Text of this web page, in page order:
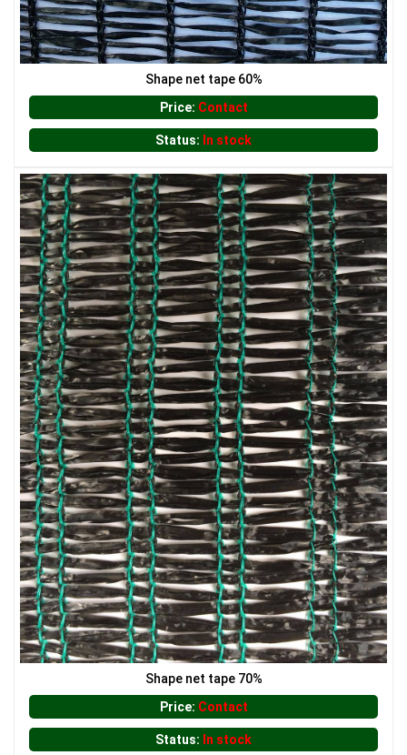
LƯỚI HÀNG RÀO HÌNH VUÔNG
LƯỚI CHE NẮNG
LƯỚI HÀNG RÀO HÌNH CHỮ NHẬT
LƯỚI CHẮN CÔN TRÙNG
LƯỚI CHE NẮNG
LƯỚI CHẮN ĐỘNG VẬT
Shape net tape 60%
Price: Contact
Status: In stock
Shape net tape 70%
Price: Contact
Status: In stock